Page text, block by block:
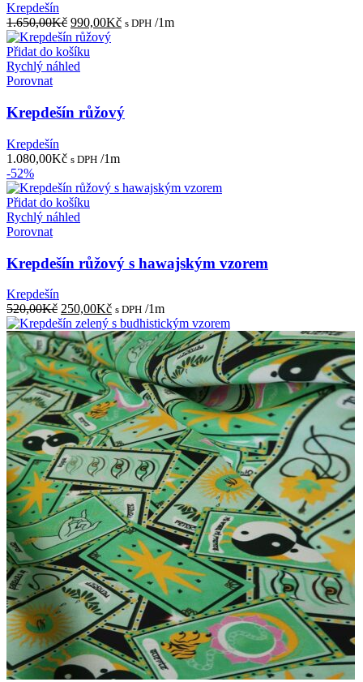
Krepdešín
1.650,00Kč Původní
cena
byla:
1.650,00Kč.
990,00KčAktuální
s DPH /1m
Přidat do košíku
Rychlý náhled
Porovnat
Krepdešín růžový
Krepdešín
1.080,00Kč s DPH /1m
-52%
Přidat do košíku
Rychlý náhled
Porovnat
Krepdešín růžový s hawajským vzorem
Krepdešín
520,00Kč Původní
cena
byla:
520,00Kč.
250,00KčAktuální
cena
je:
250,00Kč.
s DPH /1m